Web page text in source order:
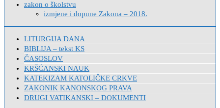
zakon o školstvu
izmjene i dopune Zakona – 2018.
LITURGIJA DANA
BIBLIJA – tekst KS
ČASOSLOV
KRŠĆANSKI NAUK
KATEKIZAM KATOLIČKE CRKVE
ZAKONIK KANONSKOG PRAVA
DRUGI VATIKANSKI – DOKUMENTI